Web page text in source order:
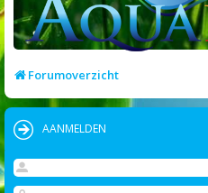
Forumoverzicht
AANMELDEN